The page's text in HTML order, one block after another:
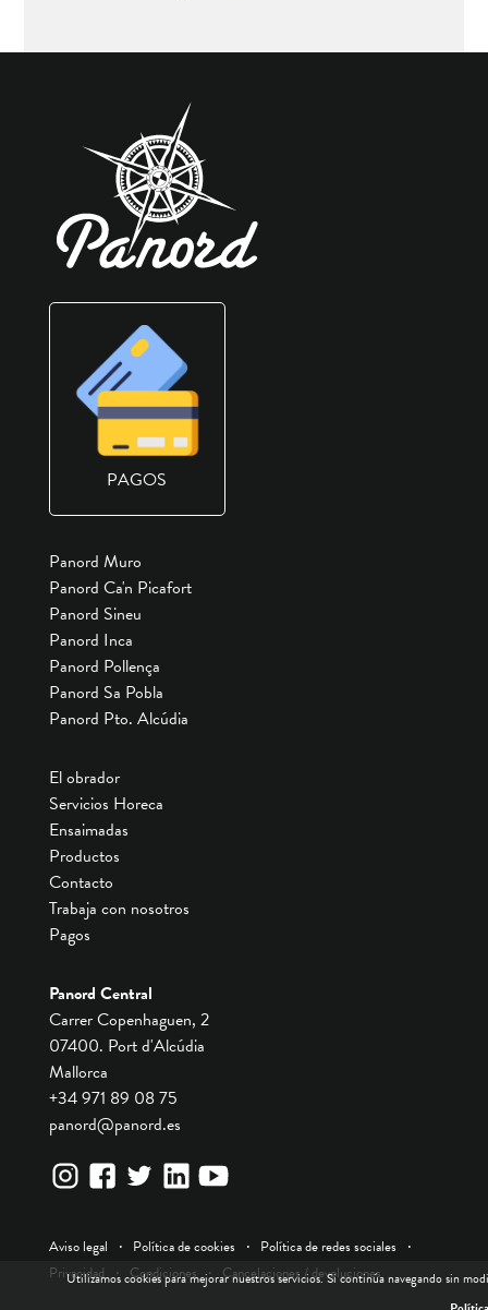
PAGOS
Panord Muro
Panord Ca'n Picafort
Panord Sineu
Panord Inca
Panord Pollença
Panord Sa Pobla
Panord Pto. Alcúdia
El obrador
Servicios Horeca
Ensaimadas
Productos
Contacto
Trabaja con nosotros
Pagos
Panord Central
Carrer Copenhaguen, 2
07400. Port d'Alcúdia
Mallorca
+34 971 89 08 75
panord@panord.es
Aviso legal Política de cookies
Política de redes sociales
Privacidad
Condiciones Cancelaciones / devoluciones
Utilizamos cookies para mejorar nuestros servicios. Si continúa navegando sin